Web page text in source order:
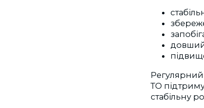
довший
Регулярний
ТО
стабільну